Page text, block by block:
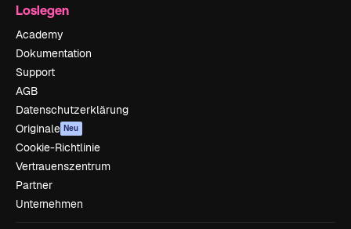
Loslegen
Academy
Dokumentation
Support
AGB
Datenschutzerklärung
Originale Neu
Cookie-Richtlinie
Vertrauenszentrum
Partner
Unternehmen